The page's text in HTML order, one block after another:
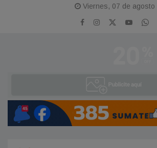
Viernes, 07 de agosto